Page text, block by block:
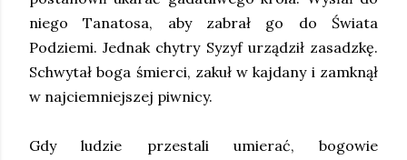
niego Tanatosa, aby zabrał go do Świata
Podziemi. Jednak chytry Syzyf urządził zasadzkę.
Schwytał boga śmierci, zakuł w kajdany i zamknął
w najciemniejszej piwnicy.
Gdy ludzie przestali umierać, bogowie